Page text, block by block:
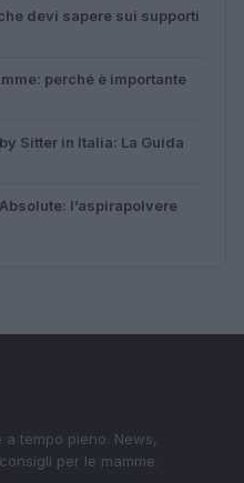
devi sapere sui supporti
perché è importante
Sitter in Italia: La Guida
l’aspirapolvere
tempo pieno. News,
per le mamme.